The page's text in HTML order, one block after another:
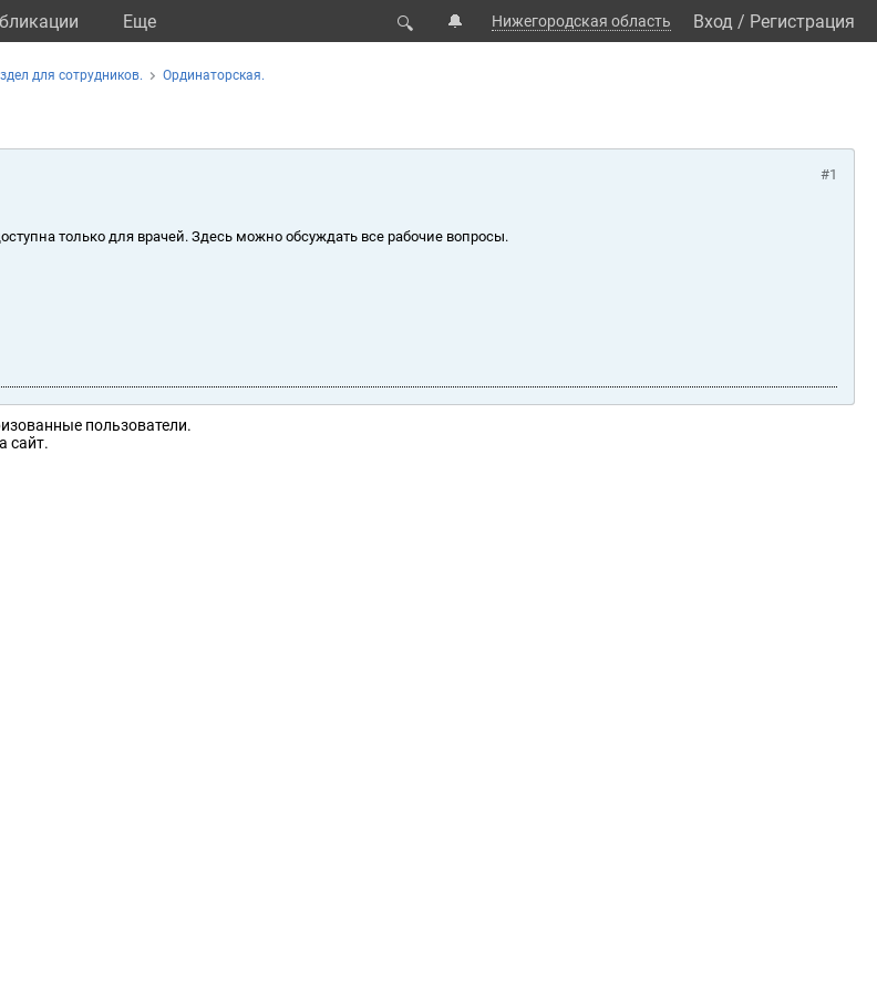
Eще 🔍 🔔 Нижегородская область Вход / Регистрация
для сотрудников. Ординаторская.
#1
только для врачей. Здесь можно обсуждать все рабочие вопросы.
пользователи.
сайт.